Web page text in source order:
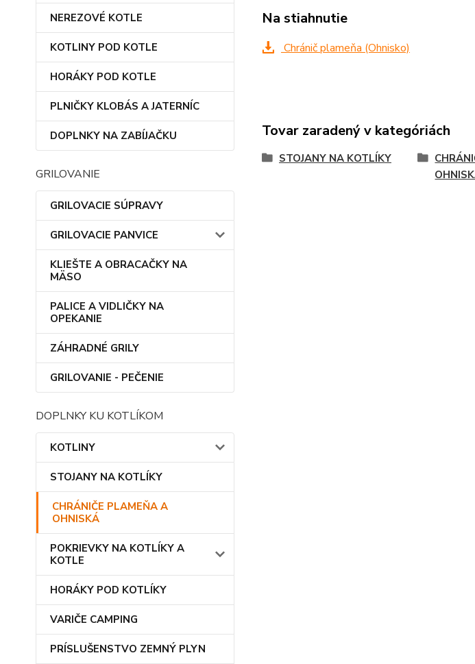
NEREZOVÉ KOTLE
KOTLINY POD KOTLE
HORÁKY POD KOTLE
PLNIČKY KLOBÁS A JATERNÍC
DOPLNKY NA ZABÍJAČKU
GRILOVANIE
GRILOVACIE SÚPRAVY
GRILOVACIE PANVICE
KLIEŠTE A OBRACAČKY NA
MÄSO
PALICE A VIDLIČKY NA
OPEKANIE
ZÁHRADNÉ GRILY
GRILOVANIE - PEČENIE
DOPLNKY KU KOTLÍKOM
KOTLINY
STOJANY NA KOTLÍKY
CHRÁNIČE PLAMEŇA A
OHNISKÁ
POKRIEVKY NA KOTLÍKY A
KOTLE
HORÁKY POD KOTLÍKY
VARIČE CAMPING
PRÍSLUŠENSTVO ZEMNÝ PLYN
Na stiahnutie
Chránič plameňa (Ohnisko)
Tovar zaradený v kategóriách
STOJANY NA KOTLÍKY